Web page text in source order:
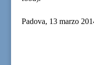
Padova, 13 marzo